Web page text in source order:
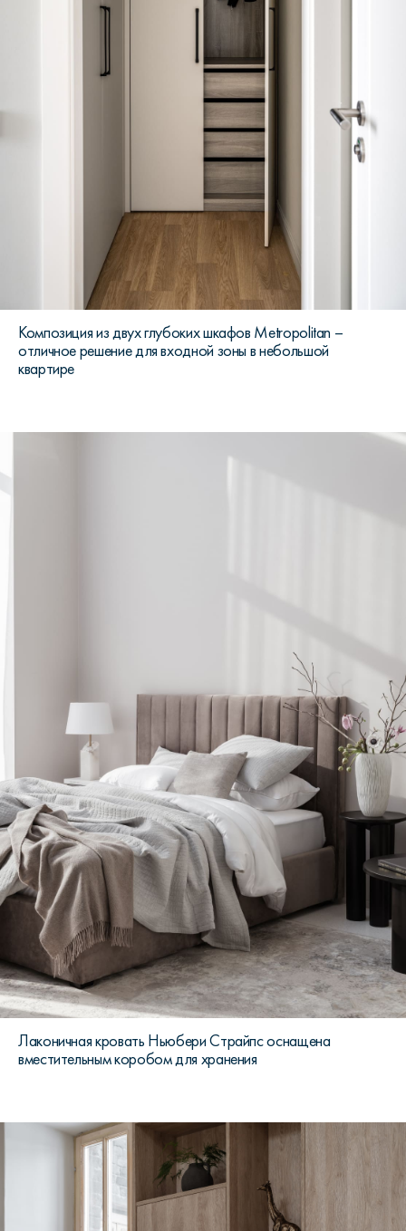
Композиция из двух глубоких шкафов Metropolitan –
отличное решение для входной зоны в небольшой
квартире
Лаконичная кровать Ньюбери Страйпс оснащена
вместительным коробом для хранения